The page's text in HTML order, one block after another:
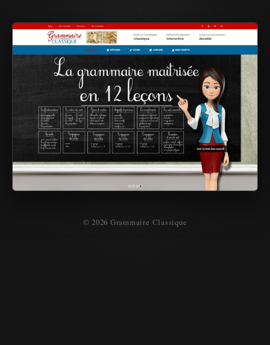
© 2026 Grammaire Classique